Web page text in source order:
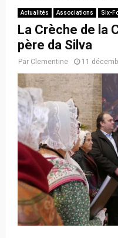
Actualités Associations Six-
La Crèche de la
père da Silva
Par Clementine 11